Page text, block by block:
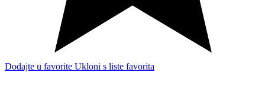
Dodajte u favorite Ukloni s liste favorita